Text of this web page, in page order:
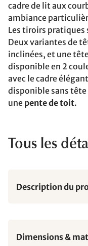
cadre de lit aux
ambiance
Les tiroirs
Deux variantes de
inclinées, et une
disponible en 2
avec le cadre
disponible sans
une pente de toit.
Tous les
Description du
Dimensions &